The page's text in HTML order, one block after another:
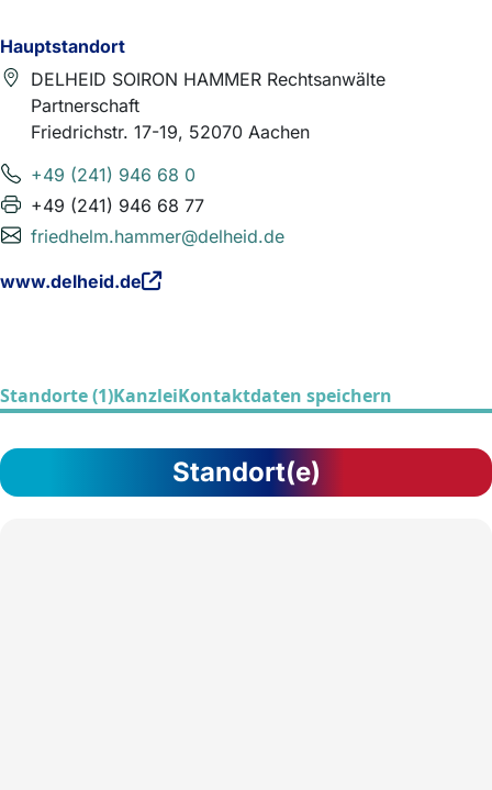
Hauptstandort
DELHEID SOIRON HAMMER Rechtsanwälte
Partnerschaft
Friedrichstr. 17-19, 52070 Aachen
+49 (241) 946 68 0
+49 (241) 946 68 77
friedhelm.hammer@delheid.de
www.delheid.de
Standorte (1)KanzleiKontaktdaten speichern
Standort(e)